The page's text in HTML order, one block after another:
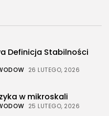
Definicja Stabilności
26 LUTEGO, 2026
w mikroskali
25 LUTEGO, 2026